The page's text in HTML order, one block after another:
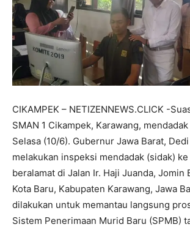
CIKAMPEK – NETIZENNEWS.CLICK -
SMAN 1 Cikampek, Karawang,
Selasa (10/6). Gubernur Jawa Barat,
melakukan inspeksi mendadak (sidak)
beralamat di Jalan Ir. Haji Juanda, Jomin
Kota Baru, Kabupaten Karawang, Jawa
dilakukan untuk memantau langsung
Sistem Penerimaan Murid Baru (SPMB)